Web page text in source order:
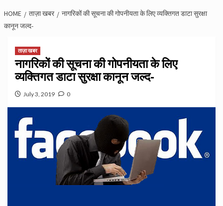
HOME ताज़ा खबर
नागरिकों की सूचना की गोपनीयता के लिए व्यक्तिगत डाटा सुरक्षा
कानून जल्द-
ताज़ा खबर
नागरिकों की सूचना की गोपनीयता के लिए
व्यक्तिगत डाटा सुरक्षा कानून जल्द-
July 3, 2019 0